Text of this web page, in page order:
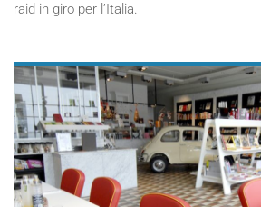
raid in giro per l’Italia.